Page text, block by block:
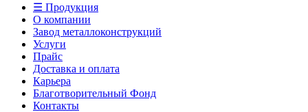
☰ Продукция
О компании
Завод металлоконструкций
Услуги
Прайс
Доставка и оплата
Карьера
Благотворительный Фонд
Контакты